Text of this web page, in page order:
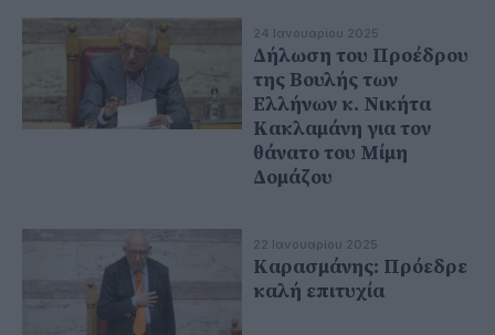
24 Ιανουαρίου 2025
Δήλωση του Προέδρου
της Βουλής των
Ελλήνων κ. Νικήτα
Κακλαμάνη για τον
θάνατο του Μίμη
Δομάζου
22 Ιανουαρίου 2025
Καρασμάνης: Πρόεδρε
καλή επιτυχία